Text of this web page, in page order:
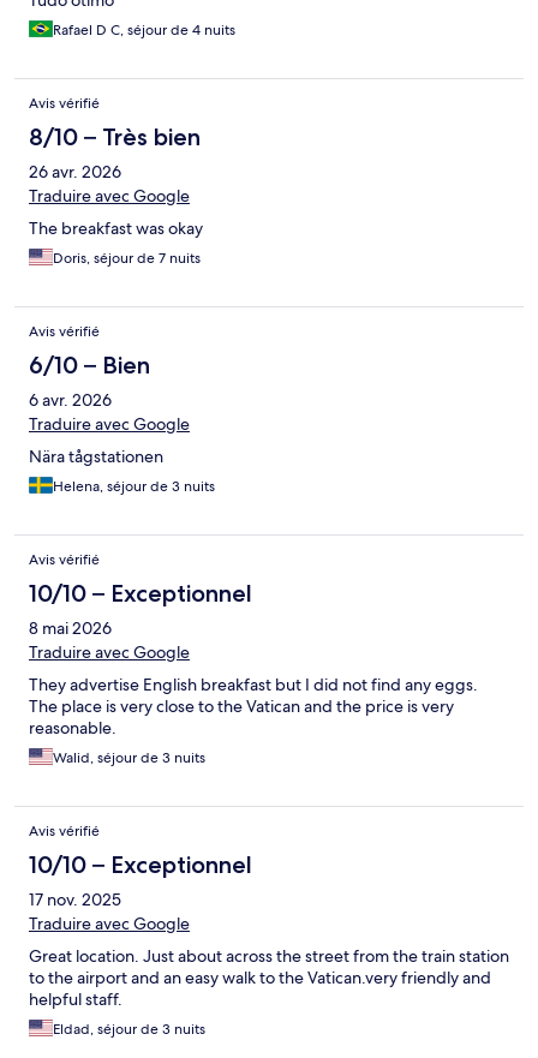
Rafael D C, séjour de 4 nuits
Avis vérifié
8/10 – Très bien
26 avr. 2026
Traduire avec Google
The breakfast was okay
Doris, séjour de 7 nuits
Avis vérifié
6/10 – Bien
6 avr. 2026
Traduire avec Google
Nära tågstationen
Helena, séjour de 3 nuits
Avis vérifié
10/10 – Exceptionnel
8 mai 2026
Traduire avec Google
They advertise English breakfast but I did not find any eggs.
The place is very close to the Vatican and the price is very
reasonable.
Walid, séjour de 3 nuits
Avis vérifié
10/10 – Exceptionnel
17 nov. 2025
Traduire avec Google
Great location. Just about across the street from the train station
to the airport and an easy walk to the Vatican.very friendly and
helpful staff.
Eldad, séjour de 3 nuits